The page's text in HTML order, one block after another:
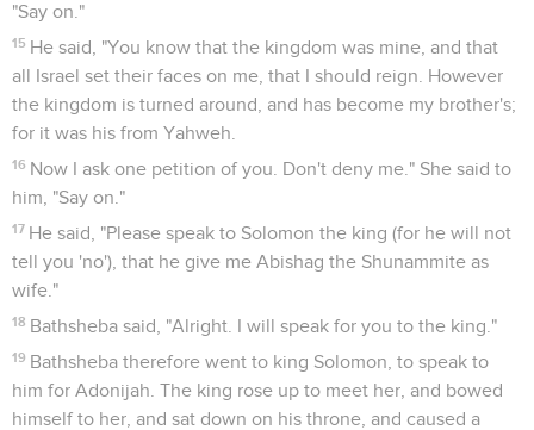
"Say on."
15 He said, "You know that the kingdom was mine, and that
all Israel set their faces on me, that I should reign. However
the kingdom is turned around, and has become my brother's;
for it was his from Yahweh.
16 Now I ask one petition of you. Don't deny me." She said to
him, "Say on."
17 He said, "Please speak to Solomon the king (for he will not
tell you 'no'), that he give me Abishag the Shunammite as
wife."
18 Bathsheba said, "Alright. I will speak for you to the king."
19 Bathsheba therefore went to king Solomon, to speak to
him for Adonijah. The king rose up to meet her, and bowed
himself to her, and sat down on his throne, and caused a